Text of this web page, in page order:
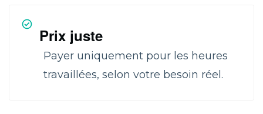
Prix juste
Payer uniquement pour les heures
travaillées, selon votre besoin réel.